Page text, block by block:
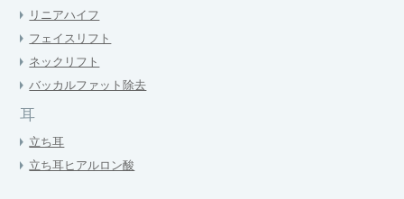
リニアハイフ
フェイスリフト
ネックリフト
バッカルファット除去
耳
立ち耳
立ち耳ヒアルロン酸